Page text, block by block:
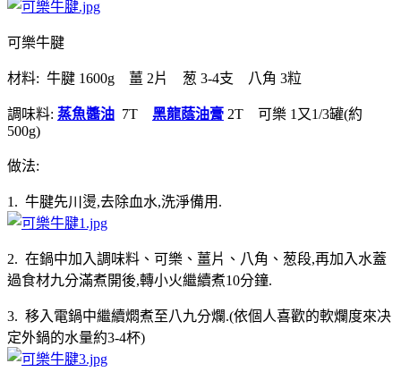
可樂牛腱
材料: 牛腱 1600g 薑 2片 葱 3-4支 八角 3粒
調味料: 蒸魚醬油 7T 黑龍蔭油膏 2T 可樂 1又1/3罐(約
500g)
做法:
1. 牛腱先川燙,去除血水,洗淨備用.
2. 在鍋中加入調味料、可樂、薑片、八角、葱段,再加入水蓋
過食材九分滿煮開後,轉小火繼續煮10分鐘.
3. 移入電鍋中繼續燜煮至八九分爛.(依個人喜歡的軟爛度來决
定外鍋的水量約3-4杯)